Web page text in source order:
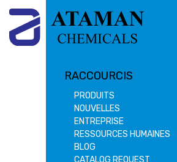
RACCOURCIS
PRODUITS
NOUVELLES
ENTREPRISE
RESSOURCES HUMAINES
BLOG
CATALOG REQUEST